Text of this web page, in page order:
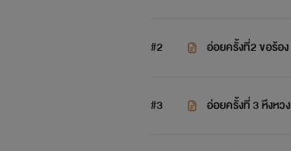
#2 อ่อยครั้งที่2 ขอร้อง
#3 อ่อยครั้งที่ 3 หึงหวง